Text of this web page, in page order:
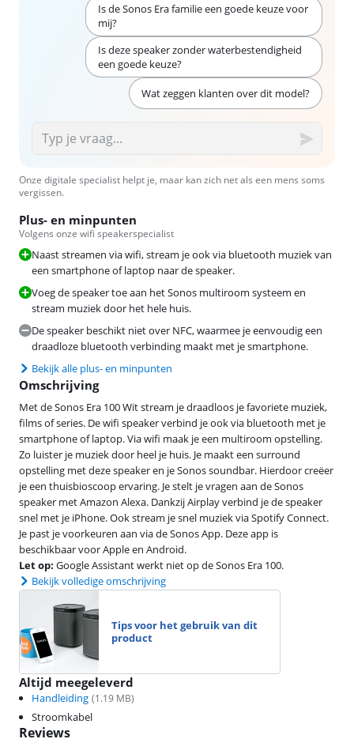
Is de Sonos Era familie een goede keuze voor
mij?
Is deze speaker zonder waterbestendigheid
een goede keuze?
Wat zeggen klanten over dit model?
Onze digitale specialist helpt je, maar kan zich net als een mens soms
vergissen.
Plus- en minpunten
Volgens onze wifi speakerspecialist
Naast streamen via wifi, stream je ook via bluetooth muziek van
een smartphone of laptop naar de speaker.
Voeg de speaker toe aan het Sonos multiroom systeem en
stream muziek door het hele huis.
De speaker beschikt niet over NFC, waarmee je eenvoudig een
draadloze bluetooth verbinding maakt met je smartphone.
Bekijk alle plus- en minpunten
Omschrijving
Met de Sonos Era 100 Wit stream je draadloos je favoriete muziek,
films of series. De wifi speaker verbind je ook via bluetooth met je
smartphone of laptop. Via wifi maak je een multiroom opstelling.
Zo luister je muziek door heel je huis. Je maakt een surround
opstelling met deze speaker en je Sonos soundbar. Hierdoor creëer
je een thuisbioscoop ervaring. Je stelt je vragen aan de Sonos
speaker met Amazon Alexa. Dankzij Airplay verbind je de speaker
snel met je iPhone. Ook stream je snel muziek via Spotify Connect.
Je past je voorkeuren aan via de Sonos App. Deze app is
beschikbaar voor Apple en Android.
Let op: Google Assistant werkt niet op de Sonos Era 100.
Bekijk volledige omschrijving
Tips voor het gebruik van dit
product
Altijd meegeleverd
Handleiding (1.19 MB)
Stroomkabel
Reviews